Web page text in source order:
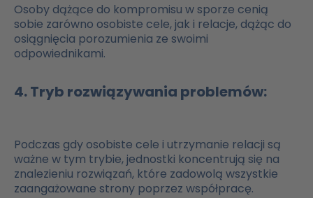
Osoby dążące do kompromisu w sporze cenią
sobie zarówno osobiste cele, jak i relacje, dążąc do
osiągnięcia porozumienia ze swoimi
odpowiednikami.
4. Tryb rozwiązywania problemów:
Podczas gdy osobiste cele i utrzymanie relacji są
ważne w tym trybie, jednostki koncentrują się na
znalezieniu rozwiązań, które zadowolą wszystkie
zaangażowane strony poprzez współpracę.